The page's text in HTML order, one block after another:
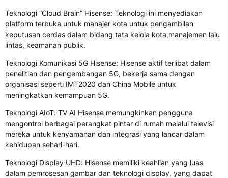
Teknologi “Cloud Brain” Hisense: Teknologi ini menyediakan
platform terbuka untuk manajer kota untuk pengambilan
keputusan cerdas dalam bidang tata kelola kota,manajemen lalu
lintas, keamanan publik.
Teknologi Komunikasi 5G Hisense: Hisense aktif terlibat dalam
penelitian dan pengembangan 5G, bekerja sama dengan
organisasi seperti IMT2020 dan China Mobile untuk
meningkatkan kemampuan 5G.
Teknologi AIoT: TV AI Hisense memungkinkan pengguna
mengontrol berbagai perangkat pintar di rumah melalui televisi
mereka untuk kenyamanan dan integrasi yang lancar dalam
kehidupan sehari-hari.
Teknologi Display UHD: Hisense memiliki keahlian yang luas
dalam pemrosesan gambar dan teknologi display, yang dapat